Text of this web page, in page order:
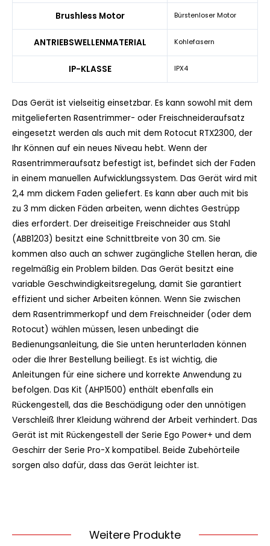
Brushless Motor Bürstenloser Motor
ANTRIEBSWELLENMATERIAL Kohlefasern
IP-KLASSE IPX4
Das Gerät ist vielseitig einsetzbar. Es kann sowohl mit dem
mitgelieferten Rasentrimmer- oder Freischneideraufsatz
eingesetzt werden als auch mit dem Rotocut RTX2300, der
Ihr Können auf ein neues Niveau hebt. Wenn der
Rasentrimmeraufsatz befestigt ist, befindet sich der Faden
in einem manuellen Aufwicklungssystem. Das Gerät wird mit
2,4 mm dickem Faden geliefert. Es kann aber auch mit bis
zu 3 mm dicken Fäden arbeiten, wenn dichtes Gestrüpp
dies erfordert. Der dreiseitige Freischneider aus Stahl
(ABB1203) besitzt eine Schnittbreite von 30 cm. Sie
kommen also auch an schwer zugängliche Stellen heran, die
regelmäßig ein Problem bilden. Das Gerät besitzt eine
variable Geschwindigkeitsregelung, damit Sie garantiert
effizient und sicher Arbeiten können. Wenn Sie zwischen
dem Rasentrimmerkopf und dem Freischneider (oder dem
Rotocut) wählen müssen, lesen unbedingt die
Bedienungsanleitung, die Sie unten herunterladen können
oder die Ihrer Bestellung beiliegt. Es ist wichtig, die
Anleitungen für eine sichere und korrekte Anwendung zu
befolgen. Das Kit (AHP1500) enthält ebenfalls ein
Rückengestell, das die Beschädigung oder den unnötigen
Verschleiß Ihrer Kleidung während der Arbeit verhindert. Das
Gerät ist mit Rückengestell der Serie Ego Power+ und dem
Geschirr der Serie Pro-X kompatibel. Beide Zubehörteile
sorgen also dafür, dass das Gerät leichter ist.
Weitere Produkte